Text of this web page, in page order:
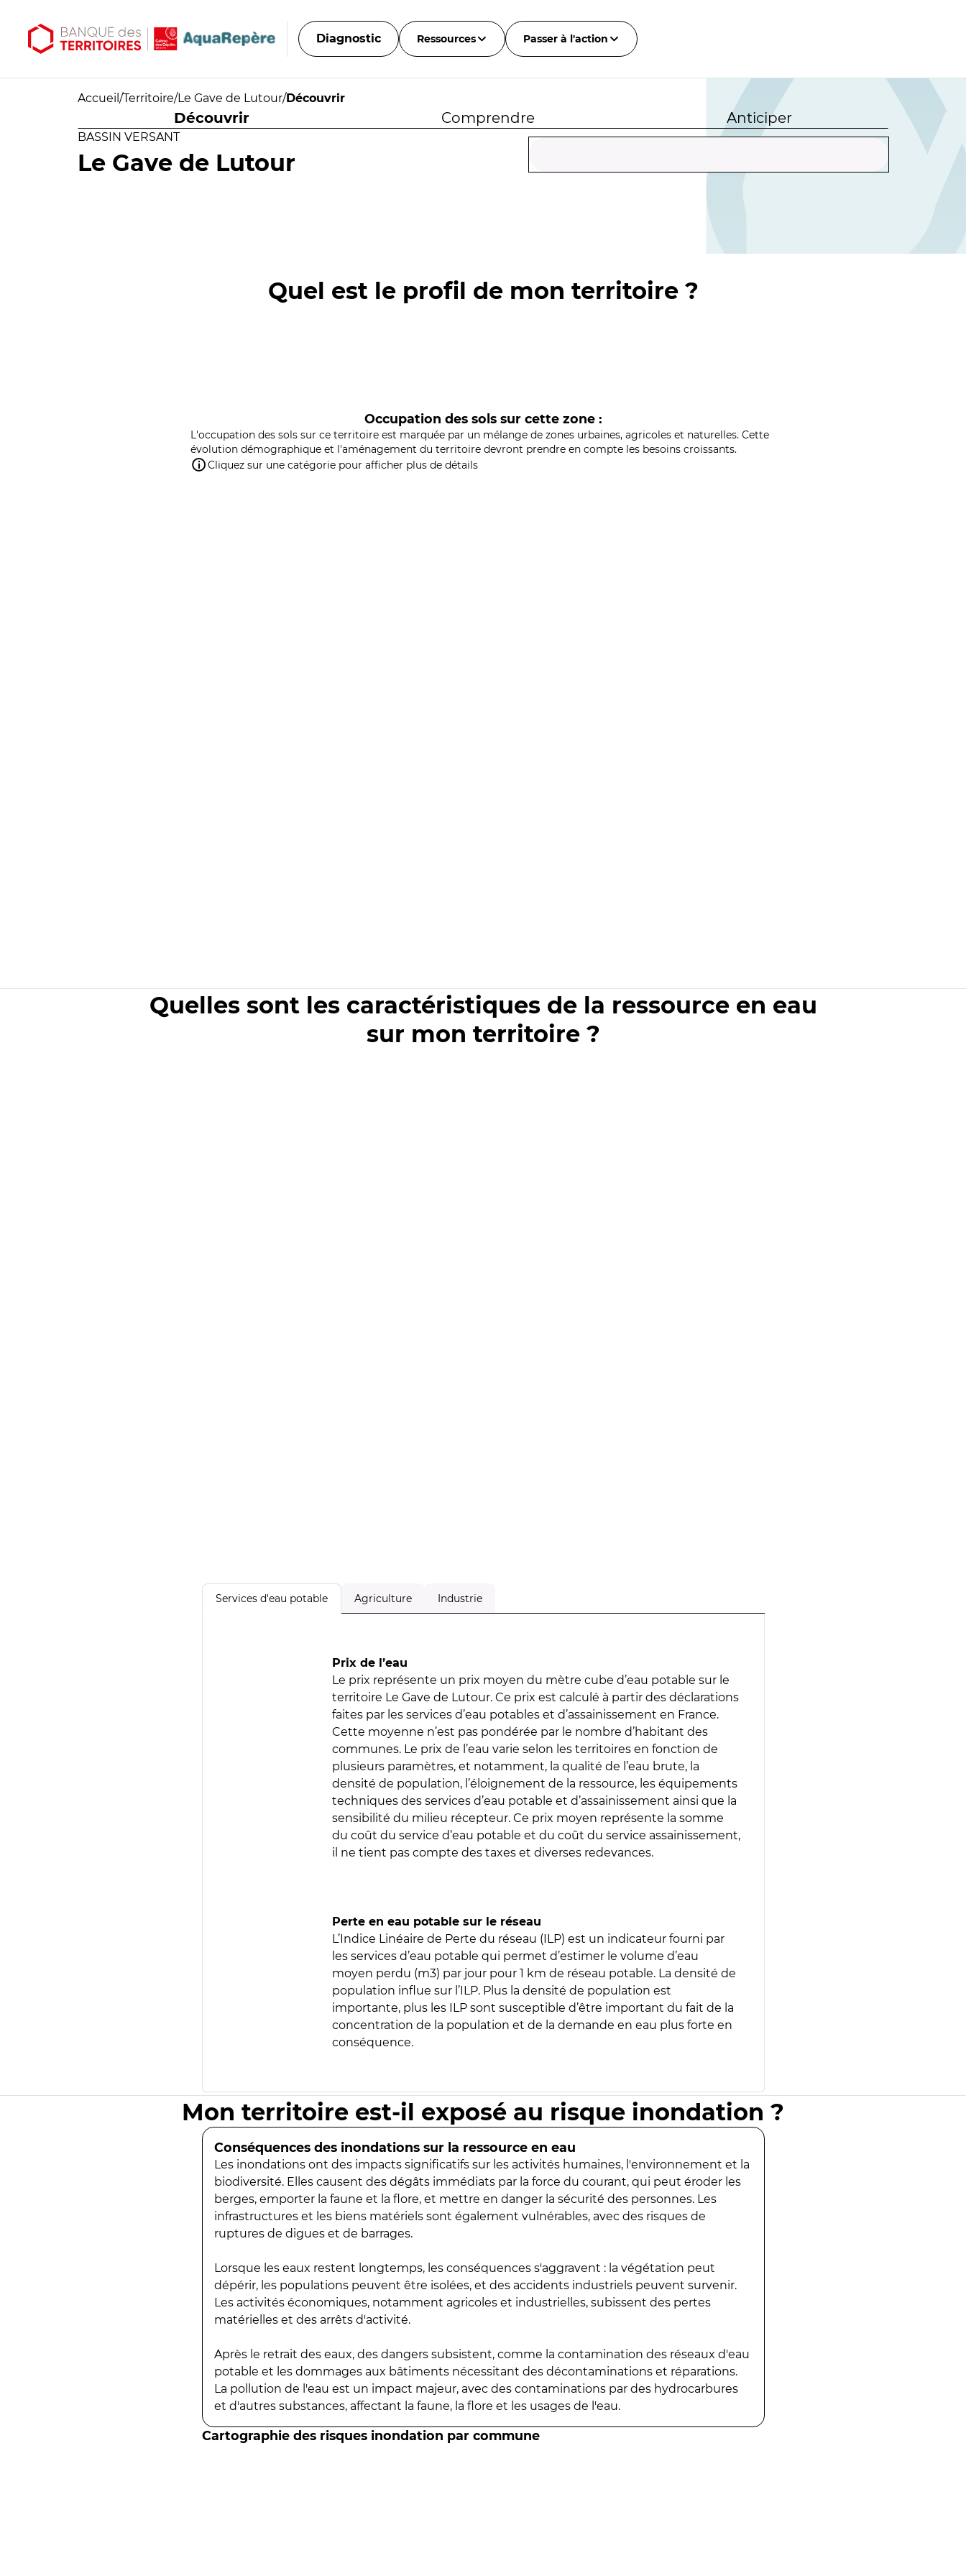
Diagnostic Ressources Passer à l'action
Accueil /Territoire/Le Gave de Lutour/Découvrir
Découvrir Comprendre Anticiper
BASSIN VERSANT
Le Gave de Lutour
Quel est le profil de mon territoire ?
Occupation des sols sur cette zone :
L'occupation des sols sur ce territoire est marquée par un mélange de zones urbaines, agricoles et naturelles. Cette
évolution démographique et l'aménagement du territoire devront prendre en compte les besoins croissants.
Cliquez sur une catégorie pour afficher plus de détails
Quelles sont les caractéristiques de la ressource en eau
sur mon territoire ?
Services d'eau potable Agriculture Industrie
Prix de l’eau
Le prix représente un prix moyen du mètre cube d’eau potable sur le
territoire Le Gave de Lutour. Ce prix est calculé à partir des déclarations
faites par les services d’eau potables et d’assainissement en France.
Cette moyenne n’est pas pondérée par le nombre d’habitant des
communes. Le prix de l’eau varie selon les territoires en fonction de
plusieurs paramètres, et notamment, la qualité de l’eau brute, la
densité de population, l’éloignement de la ressource, les équipements
techniques des services d’eau potable et d’assainissement ainsi que la
sensibilité du milieu récepteur. Ce prix moyen représente la somme
du coût du service d’eau potable et du coût du service assainissement,
il ne tient pas compte des taxes et diverses redevances.
Perte en eau potable sur le réseau
L’Indice Linéaire de Perte du réseau (ILP) est un indicateur fourni par
les services d’eau potable qui permet d’estimer le volume d’eau
moyen perdu (m3) par jour pour 1 km de réseau potable. La densité de
population influe sur l’ILP. Plus la densité de population est
importante, plus les ILP sont susceptible d’être important du fait de la
concentration de la population et de la demande en eau plus forte en
conséquence.
Mon territoire est-il exposé au risque inondation ?
Conséquences des inondations sur la ressource en eau
Les inondations ont des impacts significatifs sur les activités humaines, l'environnement et la
biodiversité. Elles causent des dégâts immédiats par la force du courant, qui peut éroder les
berges, emporter la faune et la flore, et mettre en danger la sécurité des personnes. Les
infrastructures et les biens matériels sont également vulnérables, avec des risques de
ruptures de digues et de barrages.
Lorsque les eaux restent longtemps, les conséquences s'aggravent : la végétation peut
dépérir, les populations peuvent être isolées, et des accidents industriels peuvent survenir.
Les activités économiques, notamment agricoles et industrielles, subissent des pertes
matérielles et des arrêts d'activité.
Après le retrait des eaux, des dangers subsistent, comme la contamination des réseaux d'eau
potable et les dommages aux bâtiments nécessitant des décontaminations et réparations.
La pollution de l'eau est un impact majeur, avec des contaminations par des hydrocarbures
et d'autres substances, affectant la faune, la flore et les usages de l'eau.
Cartographie des risques inondation par commune